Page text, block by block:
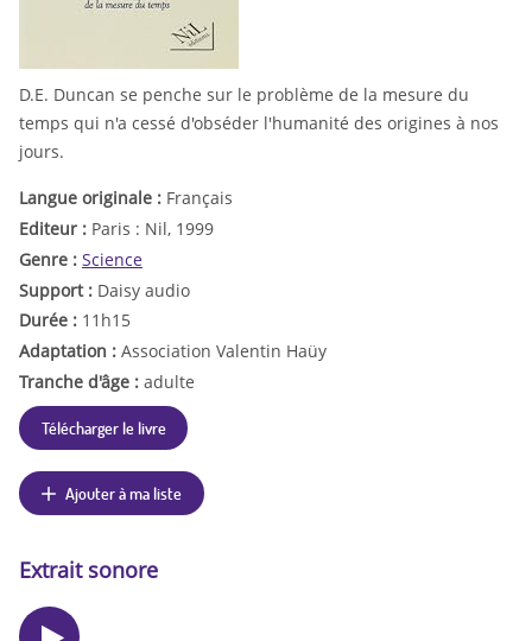
D.E. Duncan se penche sur le problème de la mesure du
temps qui n'a cessé d'obséder l'humanité des origines à nos
jours.
Langue originale : Français
Editeur : Paris : Nil, 1999
Genre : Science
Support : Daisy audio
Durée : 11h15
Adaptation : Association Valentin Haüy
Tranche d'âge : adulte
Télécharger le livre
Ajouter à ma liste
Extrait sonore